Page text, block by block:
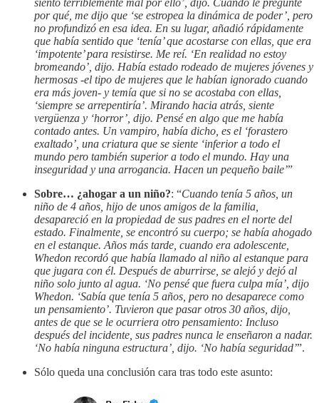
siento terriblemente mal por ello’, dijo. Cuando le pregunté
por qué, me dijo que ‘se estropea la dinámica de poder’, pero
no profundizó en esa idea. En su lugar, añadió rápidamente
que había sentido que ‘tenía’ que acostarse con ellas, que era
‘impotente’ para resistirse. Me reí. ‘En realidad no estoy
bromeando’, dijo. Había estado rodeado de mujeres jóvenes y
hermosas -el tipo de mujeres que le habían ignorado cuando
era más joven- y temía que si no se acostaba con ellas,
‘siempre se arrepentiría’. Mirando hacia atrás, siente
vergüenza y ‘horror’, dijo. Pensé en algo que me había
contado antes. Un vampiro, había dicho, es el ‘forastero
exaltado’, una criatura que se siente ‘inferior a todo el
mundo pero también superior a todo el mundo. Hay una
inseguridad y una arrogancia. Hacen un pequeño baile’”
Sobre… ¿ahogar a un niño?: “Cuando tenía 5 años, un
niño de 4 años, hijo de unos amigos de la familia,
desapareció en la propiedad de sus padres en el norte del
estado. Finalmente, se encontró su cuerpo; se había ahogado
en el estanque. Años más tarde, cuando era adolescente,
Whedon recordó que había llamado al niño al estanque para
que jugara con él. Después de aburrirse, se alejó y dejó al
niño solo junto al agua. ‘No pensé que fuera culpa mía’, dijo
Whedon. ‘Sabía que tenía 5 años, pero no desaparece como
un pensamiento’. Tuvieron que pasar otros 30 años, dijo,
antes de que se le ocurriera otro pensamiento: Incluso
después del incidente, sus padres nunca le enseñaron a nadar.
‘No había ninguna estructura’, dijo. ‘No había seguridad’”.
Sólo queda una conclusión cara tras todo este asunto: